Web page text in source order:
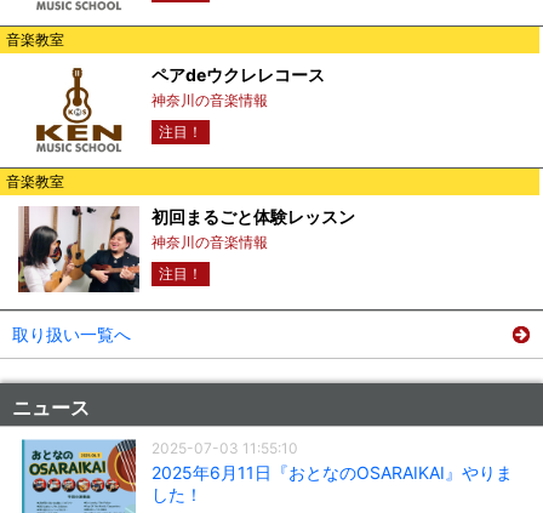
音楽教室
ペアdeウクレレコース
神奈川の音楽情報
注目！
音楽教室
初回まるごと体験レッスン
神奈川の音楽情報
注目！
取り扱い一覧へ
ニュース
2025-07-03 11:55:10
2025年6月11日『おとなのOSARAIKAI』やりま
した！